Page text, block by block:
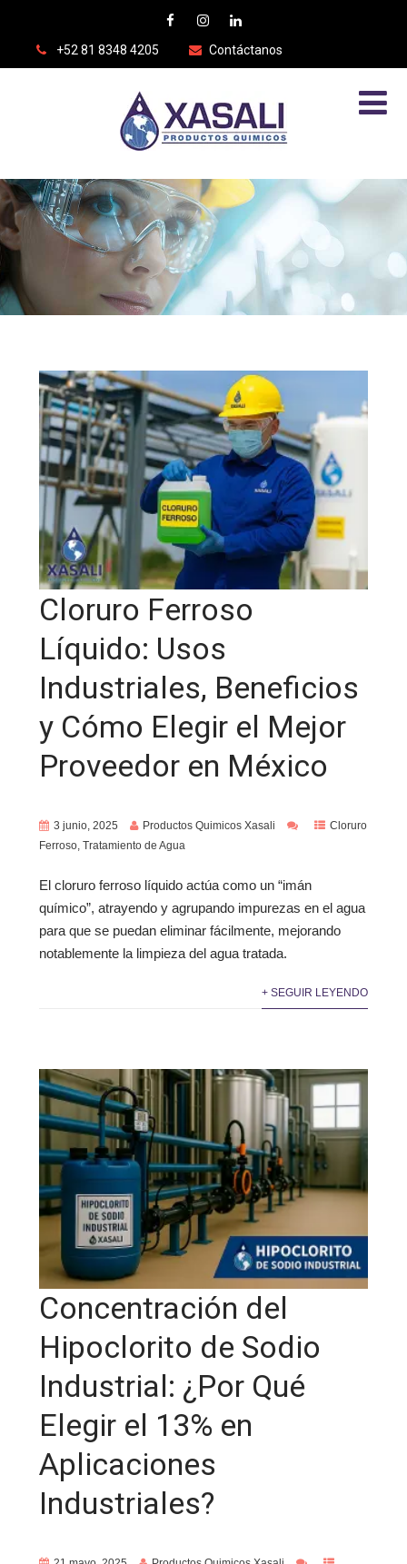
+52 81 8348 4205 Contáctanos
Cloruro Ferroso
Líquido: Usos
Industriales, Beneficios
y Cómo Elegir el Mejor
Proveedor en México
3 junio, 2025 Productos Quimicos Xasali
Cloruro
Ferroso, Tratamiento de Agua
El cloruro ferroso líquido actúa como un “imán
químico”, atrayendo y agrupando impurezas en el agua
para que se puedan eliminar fácilmente, mejorando
notablemente la limpieza del agua tratada.
+ SEGUIR LEYENDO
Concentración del
Hipoclorito de Sodio
Industrial: ¿Por Qué
Elegir el 13% en
Aplicaciones
Industriales?